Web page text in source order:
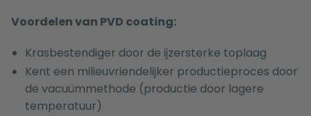
Voordelen van PVD coating:
Krasbestendiger door de ijzersterke toplaag
Kent een milieuvriendelijker productieproces door
de vacuümmethode (productie door lagere
temperatuur)